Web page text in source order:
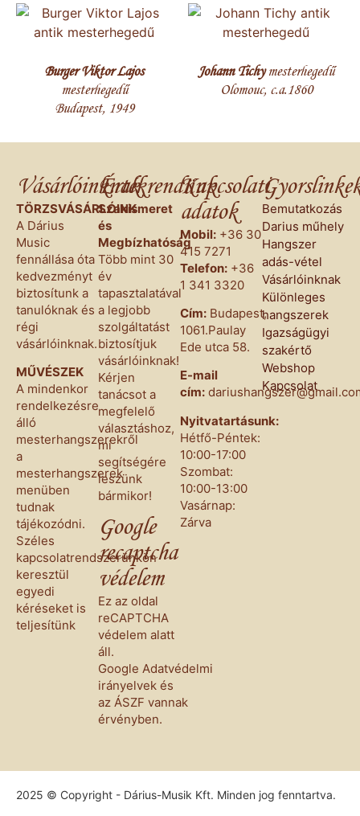
Burger Viktor Lajos
mesterhegedű
Budapest, 1949
Johann Tichymesterhegedű
Olomouc, c.a.1860
Vásárlóinknak
TÖRZSVÁSÁRLÓINK
A Dárius
Music
fennállása óta
kedvezményt
biztosítunk a
tanulóknak és
régi
vásárlóinknak.
MŰVÉSZEK
A mindenkor
rendelkezésre
álló
mesterhangszerekről
a
mesterhangszerek
menüben
tudnak
tájékozódni.
Széles
kapcsolatrendszerünkön
keresztül
egyedi
kéréseket is
teljesítünk
Értékrendünk
Szakismeret
és
Megbízhatóság
Több mint 30
év
tapasztalatával
a legjobb
szolgáltatást
biztosítjuk
vásárlóinknak!
Kérjen
tanácsot a
megfelelő
választáshoz,
mi
segítségére
leszünk
bármikor!
Google
recaptcha
védelem
Ez az oldal
reCAPTCHA
védelem alatt
áll.
Google Adatvédelmi
irányelvek és
az ÁSZF vannak
érvényben.
Kapcsolati
adatok
Mobil: +36 30
415 7271
Telefon: +36
1 341 3320
Cím: Budapest,
1061.Paulay
Ede utca 58.
E-mail
cím:
Nyitvatartásunk:
Hétfő-Péntek:
10:00-17:00
Szombat:
10:00-13:00
Vasárnap:
Zárva
Bemutatkozás
Darius műhely
Hangszer
adás-vétel
Vásárlóinknak
Különleges
hangszerek
Igazságügyi
szakértő
Webshop
Kapcsolat
2025 © Copyright - Dárius-Musik Kft. Minden jog fenntartva.